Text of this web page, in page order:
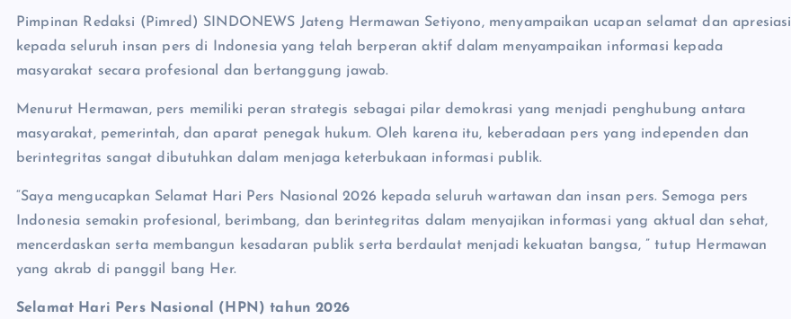
Pimpinan Redaksi (Pimred) SINDONEWS Jateng Hermawan Setiyono, menyampaikan ucapan selamat dan apresiasi
kepada seluruh insan pers di Indonesia yang telah berperan aktif dalam menyampaikan informasi kepada
masyarakat secara profesional dan bertanggung jawab.
Menurut Hermawan, pers memiliki peran strategis sebagai pilar demokrasi yang menjadi penghubung antara
masyarakat, pemerintah, dan aparat penegak hukum. Oleh karena itu, keberadaan pers yang independen dan
berintegritas sangat dibutuhkan dalam menjaga keterbukaan informasi publik.
“Saya mengucapkan Selamat Hari Pers Nasional 2026 kepada seluruh wartawan dan insan pers. Semoga pers
Indonesia semakin profesional, berimbang, dan berintegritas dalam menyajikan informasi yang aktual dan sehat,
mencerdaskan serta membangun kesadaran publik serta berdaulat menjadi kekuatan bangsa, ” tutup Hermawan
yang akrab di panggil bang Her.
Selamat Hari Pers Nasional (HPN) tahun 2026